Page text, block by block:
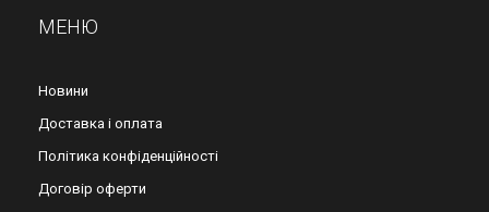
МЕНЮ
Новини
Доставка і оплата
Політика конфіденційності
Договір оферти